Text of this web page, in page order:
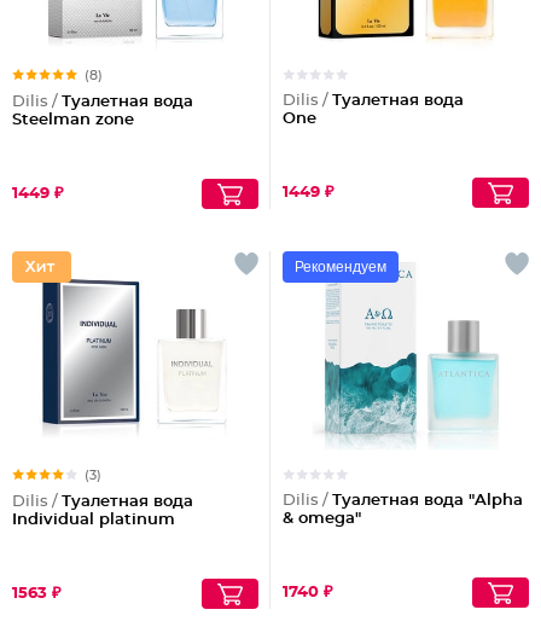
(8)
Dilis / Туалетная вода
Steelman zone
1449 ₽
Dilis / Туалетная вода
One
1449 ₽
(3)
Dilis / Туалетная вода
Individual platinum
1563 ₽
Рекомендуем
Dilis / Туалетная вода "Alpha
& omega"
1740 ₽